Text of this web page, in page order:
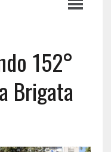
152°
Brigata